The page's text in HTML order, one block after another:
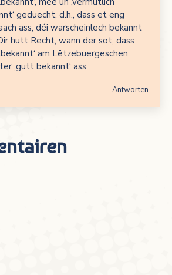
geduecht, d.h., dass et eng
ass, déi warscheinlech bekannt
hutt Recht, wann der sot, dass
am Lëtzebuergeschen
‚gutt bekannt‘ ass.
Antworten